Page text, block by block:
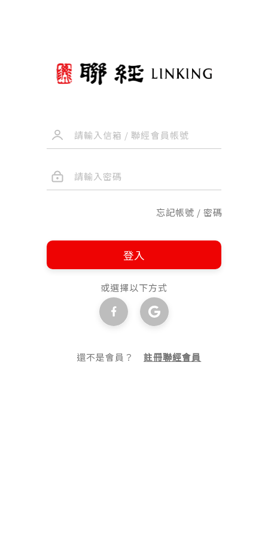
忘記帳號 / 密碼
登入
或選擇以下方式
還不是會員？註冊聯經會員